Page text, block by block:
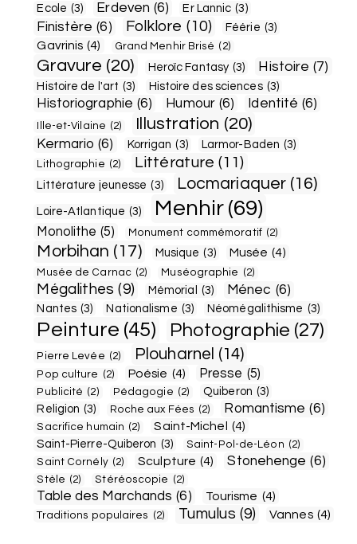
Ecole (3) Erdeven (6) Er Lannic (3)
Finistère (6) Folklore (10) Féérie (3)
Gavrinis (4) Grand Menhir Brisé (2)
Gravure (20) Heroïc Fantasy (3) Histoire (7)
Histoire de l'art (3) Histoire des sciences (3)
Historiographie (6) Humour (6) Identité (6)
Ille-et-Vilaine (2) Illustration (20)
Kermario (6) Korrigan (3) Larmor-Baden (3)
Lithographie (2) Littérature (11)
Littérature jeunesse (3) Locmariaquer (16)
Loire-Atlantique (3) Menhir (69)
Monolithe (5) Monument commémoratif (2)
Morbihan (17) Musique (3) Musée (4)
Musée de Carnac (2) Muséographie (2)
Mégalithes (9) Mémorial (3) Ménec (6)
Nantes (3) Nationalisme (3) Néomégalithisme (3)
Peinture (45) Photographie (27)
Pierre Levée (2) Plouharnel (14)
Pop culture (2) Poésie (4) Presse (5)
Publicité (2) Pédagogie (2) Quiberon (3)
Religion (3) Roche aux Fées (2) Romantisme (6)
Sacrifice humain (2) Saint-Michel (4)
Saint-Pierre-Quiberon (3) Saint-Pol-de-Léon (2)
Saint Cornély (2) Sculpture (4) Stonehenge (6)
Stèle (2) Stéréoscopie (2)
Table des Marchands (6) Tourisme (4)
Traditions populaires (2) Tumulus (9) Vannes (4)